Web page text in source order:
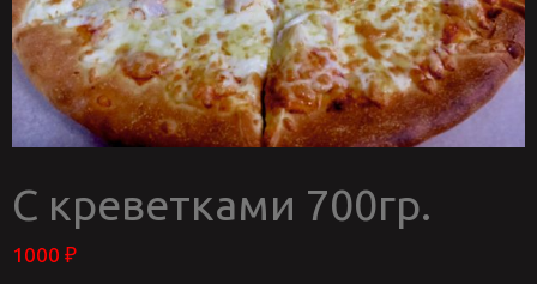
С креветками 700гр.
1000 ₽